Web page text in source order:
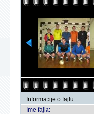
Informacije o fajlu
Ime fajla: